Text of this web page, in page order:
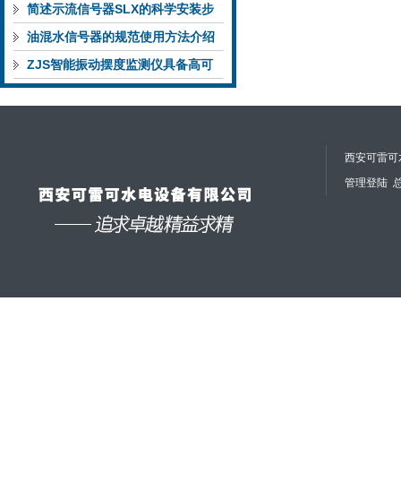
法
简述示流信号器SLX的科学安装步
骤
油混水信号器的规范使用方法介绍
ZJS智能振动摆度监测仪具备高可
靠性与自诊断能力
西安可雷
管理登陆